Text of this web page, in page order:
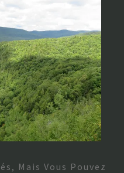
Mais Vous Pouvez